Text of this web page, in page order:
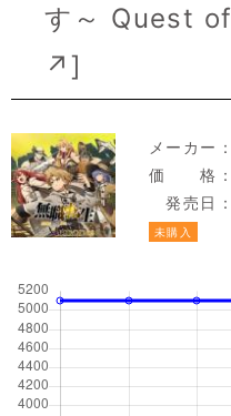
す～ Quest
↗]
メーカー：
価 格：
発売日
未購入